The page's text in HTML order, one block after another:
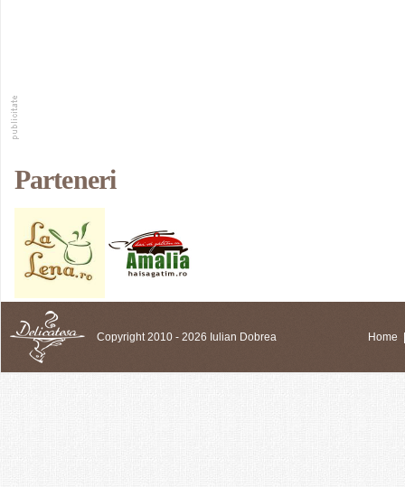
Parteneri
Copyright 2010 - 2026 Iulian Dobrea Home |